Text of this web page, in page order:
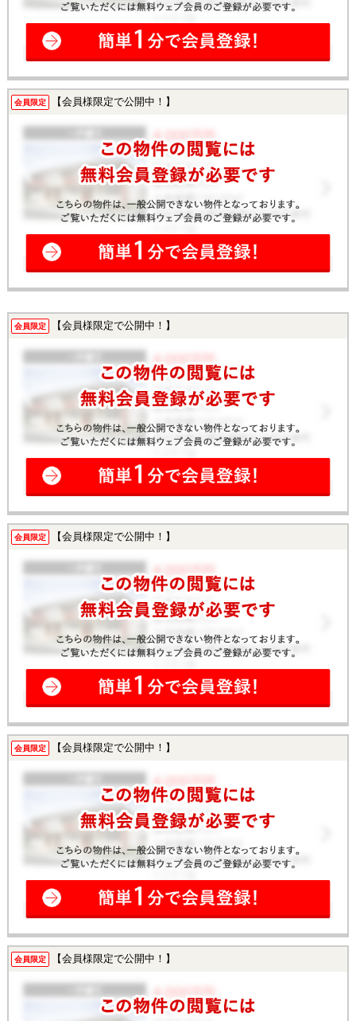
会員限定 【会員様限定で公開中！】
会員限定 【会員様限定で公開中！】
会員限定 【会員様限定で公開中！】
会員限定 【会員様限定で公開中！】
会員限定 【会員様限定で公開中！】